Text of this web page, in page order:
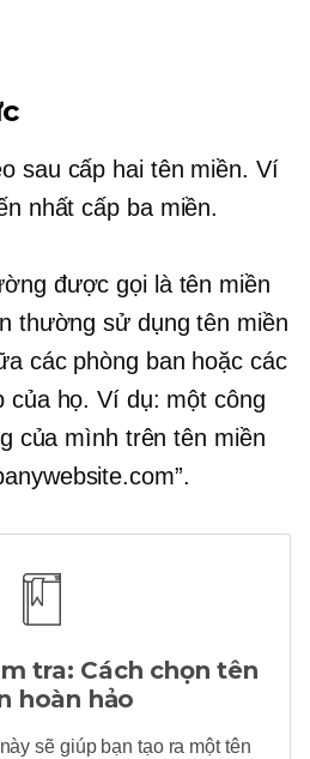
sau cấp haitên miền. Ví
nhấtcấp bamiền.
được gọi là tên miền
thường sử dụng tên miền
các phòng ban hoặc các
của họ. Ví dụ: một công
của mình trên tên miền
tra: Cách chọn tên
hoàn hảo
sẽ giúp bạn tạo ra một tên